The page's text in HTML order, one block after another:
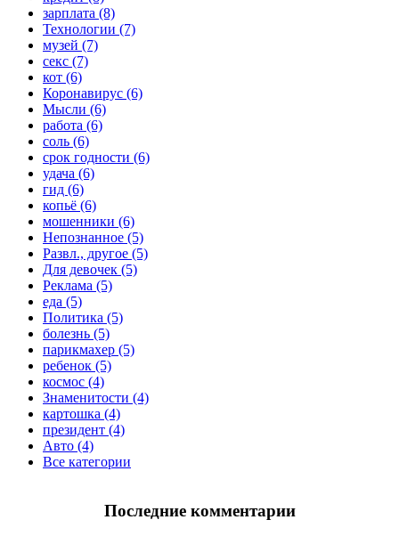
зарплата (8)
Технологии (7)
музей (7)
секс (7)
кот (6)
Коронавирус (6)
Мысли (6)
работа (6)
соль (6)
срок годности (6)
удача (6)
гид (6)
копьё (6)
мошенники (6)
Непознанное (5)
Развл., другое (5)
Для девочек (5)
Реклама (5)
еда (5)
Политика (5)
болезнь (5)
парикмахер (5)
ребенок (5)
космос (4)
Знаменитости (4)
картошка (4)
президент (4)
Авто (4)
Все категории
Последние комментарии